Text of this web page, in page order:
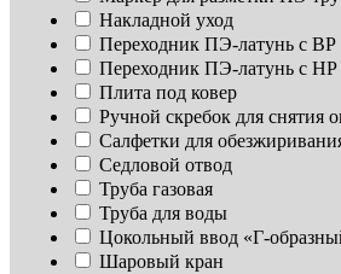
Накладной уход
Переходник ПЭ-латунь с ВР
Переходник ПЭ-латунь с НР
Плита под ковер
Ручной скребок для снятия
Салфетки для
Седловой отвод
Труба газовая
Труба для воды
Цокольный ввод «Г-
Шаровый кран